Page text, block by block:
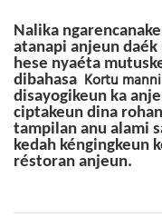
Nalika
atanapi anjeun
hese nyaéta
dibahasa Kortu
disayogikeun ka
ciptakeun dina
tampilan anu alami
kedah kéngingkeun
réstoran anjeun.